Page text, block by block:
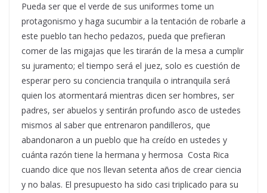
Pueda ser que el verde de sus uniformes tome un
protagonismo y haga sucumbir a la tentación de robarle a
este pueblo tan hecho pedazos, pueda que prefieran
comer de las migajas que les tirarán de la mesa a cumplir
su juramento; el tiempo será el juez, solo es cuestión de
esperar pero su conciencia tranquila o intranquila será
quien los atormentará mientras dicen ser hombres, ser
padres, ser abuelos y sentirán profundo asco de ustedes
mismos al saber que entrenaron pandilleros, que
abandonaron a un pueblo que ha creído en ustedes y
cuánta razón tiene la hermana y hermosa Costa Rica
cuando dice que nos llevan setenta años de crear ciencia
y no balas. El presupuesto ha sido casi triplicado para su